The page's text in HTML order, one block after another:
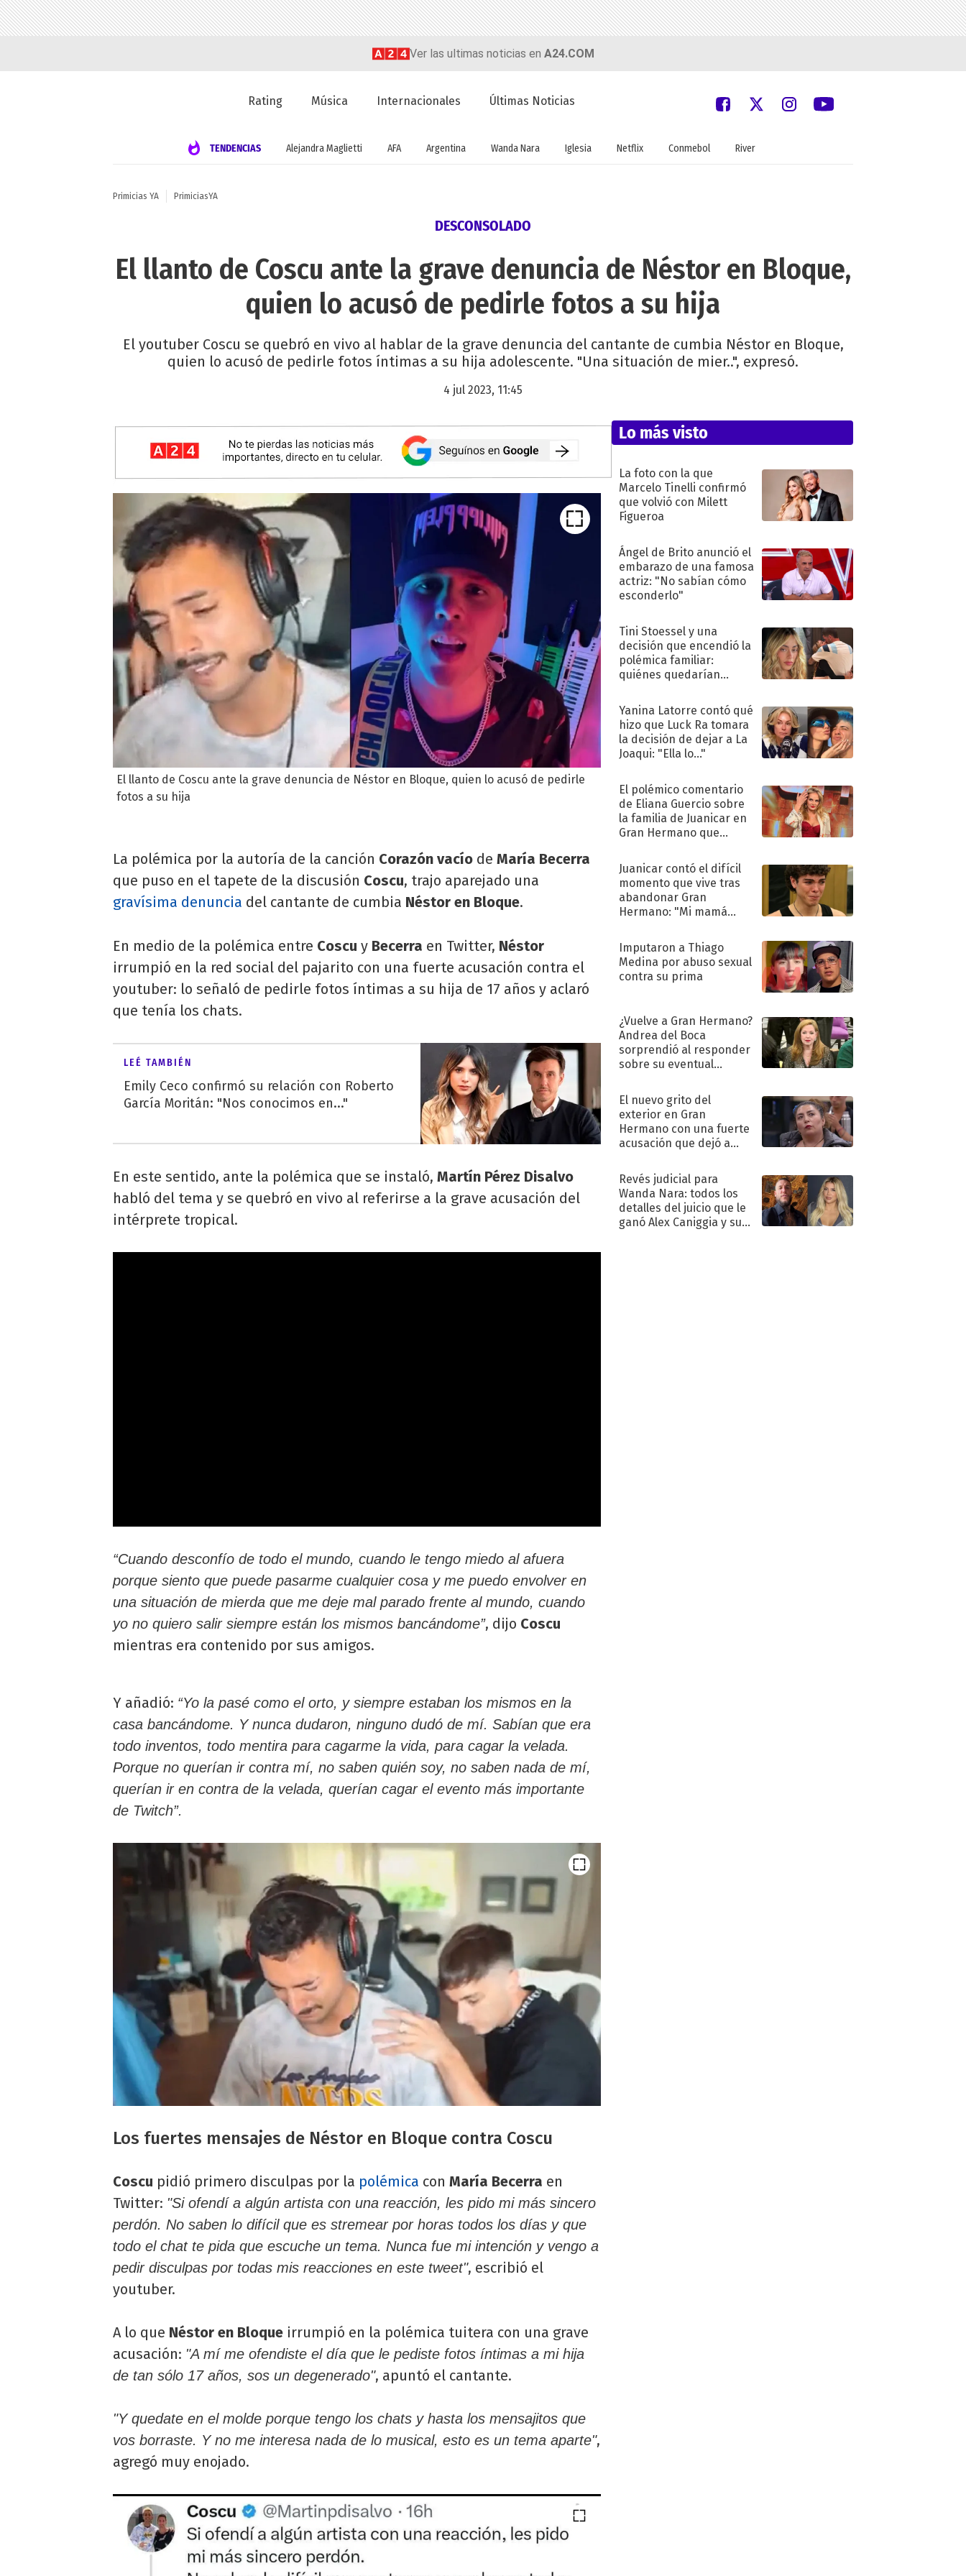
Ver las ultimas noticias en A24.COM
Rating Música Internacionales Últimas Noticias
TENDENCIAS Alejandra Maglietti AFA Argentina Wanda Nara Iglesia Netflix Conmebol River
Primicias YA PrimiciasYA
DESCONSOLADO
El llanto de Coscu ante la grave denuncia de Néstor en Bloque,
quien lo acusó de pedirle fotos a su hija
El youtuber Coscu se quebró en vivo al hablar de la grave denuncia del cantante de cumbia Néstor en Bloque,
quien lo acusó de pedirle fotos íntimas a su hija adolescente. "Una situación de mier..", expresó.
4 jul 2023, 11:45
El llanto de Coscu ante la grave denuncia de Néstor en Bloque, quien lo acusó de pedirle
fotos a su hija
La polémica por la autoría de la canción Corazón vacío de María Becerra
que puso en el tapete de la discusión Coscu, trajo aparejado una
gravísima denuncia del cantante de cumbia Néstor en Bloque.
En medio de la polémica entre Coscu y Becerra en Twitter, Néstor
irrumpió en la red social del pajarito con una fuerte acusación contra el
youtuber: lo señaló de pedirle fotos íntimas a su hija de 17 años y aclaró
que tenía los chats.
LEÉ TAMBIÉN
Emily Ceco confirmó su relación con Roberto
García Moritán: "Nos conocimos en..."
En este sentido, ante la polémica que se instaló, Martín Pérez Disalvo
habló del tema y se quebró en vivo al referirse a la grave acusación del
intérprete tropical.
“Cuando desconfío de todo el mundo, cuando le tengo miedo al afuera
porque siento que puede pasarme cualquier cosa y me puedo envolver en
una situación de mierda que me deje mal parado frente al mundo, cuando
yo no quiero salir siempre están los mismos bancándome”, dijo Coscu
mientras era contenido por sus amigos.
Y añadió: “Yo la pasé como el orto, y siempre estaban los mismos en la
casa bancándome. Y nunca dudaron, ninguno dudó de mí. Sabían que era
todo inventos, todo mentira para cagarme la vida, para cagar la velada.
Porque no querían ir contra mí, no saben quién soy, no saben nada de mí,
querían ir en contra de la velada, querían cagar el evento más importante
de Twitch”.
Los fuertes mensajes de Néstor en Bloque contra Coscu
Coscu pidió primero disculpas por la polémica con María Becerra en
Twitter: "Si ofendí a algún artista con una reacción, les pido mi más sincero
perdón. No saben lo difícil que es stremear por horas todos los días y que
todo el chat te pida que escuche un tema. Nunca fue mi intención y vengo a
pedir disculpas por todas mis reacciones en este tweet", escribió el
youtuber.
A lo que Néstor en Bloque irrumpió en la polémica tuitera con una grave
acusación: "A mí me ofendiste el día que le pediste fotos íntimas a mi hija
de tan sólo 17 años, sos un degenerado", apuntó el cantante.
"Y quedate en el molde porque tengo los chats y hasta los mensajitos que
vos borraste. Y no me interesa nada de lo musical, esto es un tema aparte",
agregó muy enojado.
Lo más visto
La foto con la que
Marcelo Tinelli confirmó
que volvió con Milett
Figueroa
Ángel de Brito anunció el
embarazo de una famosa
actriz: "No sabían cómo
esconderlo"
Tini Stoessel y una
decisión que encendió la
polémica familiar:
quiénes quedarían
Yanina Latorre contó qué
hizo que Luck Ra tomara
la decisión de dejar a La
Joaqui: "Ella lo..."
El polémico comentario
de Eliana Guercio sobre
la familia de Juanicar en
Gran Hermano que
Juanicar contó el difícil
momento que vive tras
abandonar Gran
Hermano: "Mi mamá
Imputaron a Thiago
Medina por abuso sexual
contra su prima
¿Vuelve a Gran Hermano?
Andrea del Boca
sorprendió al responder
sobre su eventual
El nuevo grito del
exterior en Gran
Hermano con una fuerte
acusación que dejó a
"Traidora"
Revés judicial para
Wanda Nara: todos los
detalles del juicio que le
ganó Alex Caniggia y sus